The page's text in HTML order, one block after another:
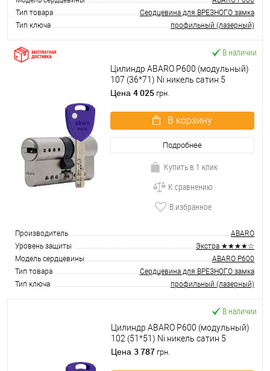
Тип товара
Сердцевина для ВРЕЗНОГО замка
Тип ключа
профильный (лазерный)
В наличии
Цилиндр ABARO P600 (модульный)
107 (36*71) Ni никель сатин 5
ключей
Цена 4 025 грн.
В корзину
Подробнее
Купить в 1 клик
К сравнению
В избранное
Производитель
ABARO
Уровень защиты
Экстра ★★★★☆
Модель сердцевины
ABARO P600
Тип товара
Сердцевина для ВРЕЗНОГО замка
Тип ключа
профильный (лазерный)
В наличии
Цилиндр ABARO P600 (модульный)
102 (51*51) Ni никель сатин 5
ключей
Цена 3 787 грн.